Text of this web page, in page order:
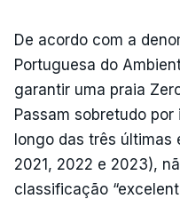
De acordo com a
Portuguesa do
garantir uma praia
Passam sobretudo
longo das três últimas
2021, 2022 e 2023),
classificação